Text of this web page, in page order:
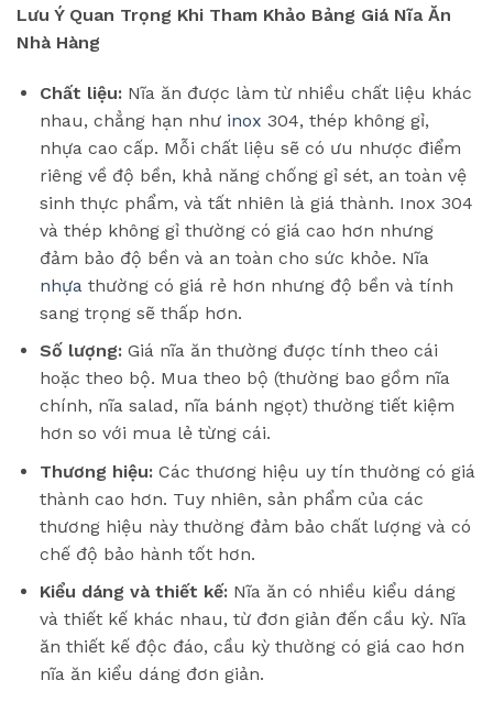
Lưu Ý Quan Trọng Khi Tham Khảo Bảng Giá Nĩa Ăn
Nhà Hàng
Chất liệu:Nĩa ăn được làm từ nhiều chất liệu khác
nhau, chẳng hạn như inox 304, thép không gỉ,
nhựa cao cấp. Mỗi chất liệu sẽ có ưu nhược điểm
riêng về độ bền, khả năng chống gỉ sét, an toàn vệ
sinh thực phẩm, và tất nhiên là giá thành. Inox 304
và thép không gỉ thường có giá cao hơn nhưng
đảm bảo độ bền và an toàn cho sức khỏe. Nĩa
nhựa thường có giá rẻ hơn nhưng độ bền và tính
sang trọng sẽ thấp hơn.
Số lượng:Giá nĩa ăn thường được tính theo cái
hoặc theo bộ. Mua theo bộ (thường bao gồm nĩa
chính, nĩa salad, nĩa bánh ngọt) thường tiết kiệm
hơn so với mua lẻ từng cái.
Thương hiệu:Các thương hiệu uy tín thường có giá
thành cao hơn. Tuy nhiên, sản phẩm của các
thương hiệu này thường đảm bảo chất lượng và có
chế độ bảo hành tốt hơn.
Kiểu dáng và thiết kế:Nĩa ăn có nhiều kiểu dáng
và thiết kế khác nhau, từ đơn giản đến cầu kỳ. Nĩa
ăn thiết kế độc đáo, cầu kỳ thường có giá cao hơn
nĩa ăn kiểu dáng đơn giản.